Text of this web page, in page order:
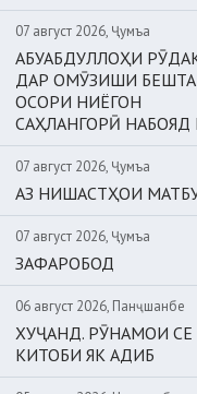
07 август 2026, Ҷумъа
АБУАБДУЛЛОҲИ
ДАР ОМӮЗИШИ
ОСОРИ НИЁГОН
САҲЛАНГОРӢ НАБОЯД
07 август 2026, Ҷумъа
АЗ НИШАСТҲОИ
07 август 2026, Ҷумъа
ЗАФАРОБОД
06 август 2026, Панҷшанбе
ХУҶАНД. РӮНАМОИ СЕ
КИТОБИ ЯК АДИБ